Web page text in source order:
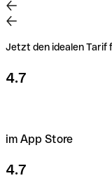
Jetzt den idealen Tarif
4.7
im App Store
4.7